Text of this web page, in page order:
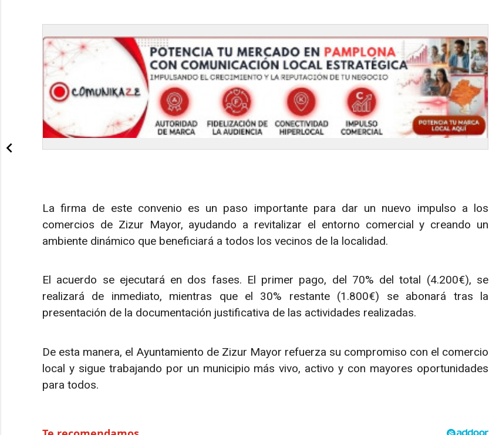
La firma de este convenio es un paso importante para dar un nuevo impulso a los
comercios de Zizur Mayor, ayudando a revitalizar el entorno comercial y creando un
ambiente dinámico que beneficiará a todos los vecinos de la localidad.
El acuerdo se ejecutará en dos fases. El primer pago, del 70% del total (4.200€), se
realizará de inmediato, mientras que el 30% restante (1.800€) se abonará tras la
presentación de la documentación justificativa de las actividades realizadas.
De esta manera, el Ayuntamiento de Zizur Mayor refuerza su compromiso con el comercio
local y sigue trabajando por un municipio más vivo, activo y con mayores oportunidades
para todos.